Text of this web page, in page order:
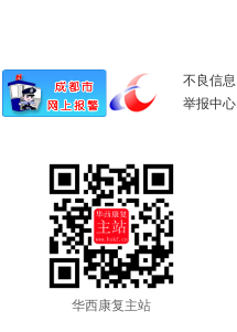
不良信息
举报中心
华西康复主站